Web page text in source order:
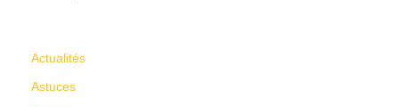
Actualités
Astuces